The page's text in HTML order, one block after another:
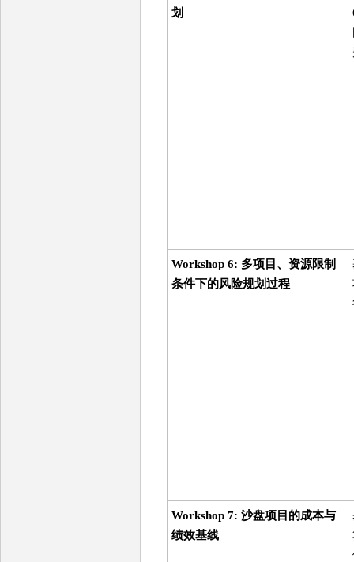
划
Workshop 6: 多项目、资源限制
条件下的风险规划过程
Workshop 7: 沙盘项目的成本与
绩效基线